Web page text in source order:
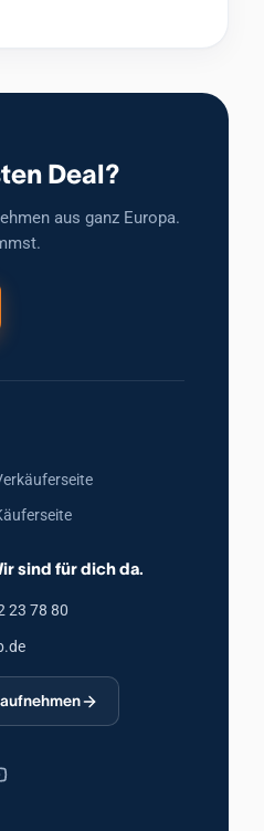
Deal?
aus ganz Europa.
sind für dich da.
23 78 80